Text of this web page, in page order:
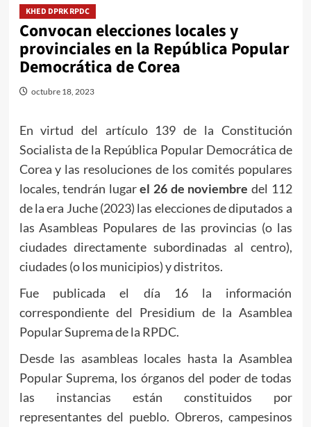
KHED DPRK RPDC
Convocan elecciones locales y
provinciales en la República Popular
Democrática de Corea
octubre 18, 2023
En virtud del artículo 139 de la Constitución
Socialista de la República Popular Democrática de
Corea y las resoluciones de los comités populares
locales, tendrán lugarel 26 de noviembre del 112
de la era Juche (2023) las elecciones de diputados a
las Asambleas Populares de las provincias (o las
ciudades directamente subordinadas al centro),
ciudades (o los municipios) y distritos.
Fue publicada el día 16 la información
correspondiente del Presidium de la Asamblea
Popular Suprema de la RPDC.
Desde las asambleas locales hasta la Asamblea
Popular Suprema, los órganos del poder de todas
las instancias están constituidos por
representantes del pueblo. Obreros, campesinos